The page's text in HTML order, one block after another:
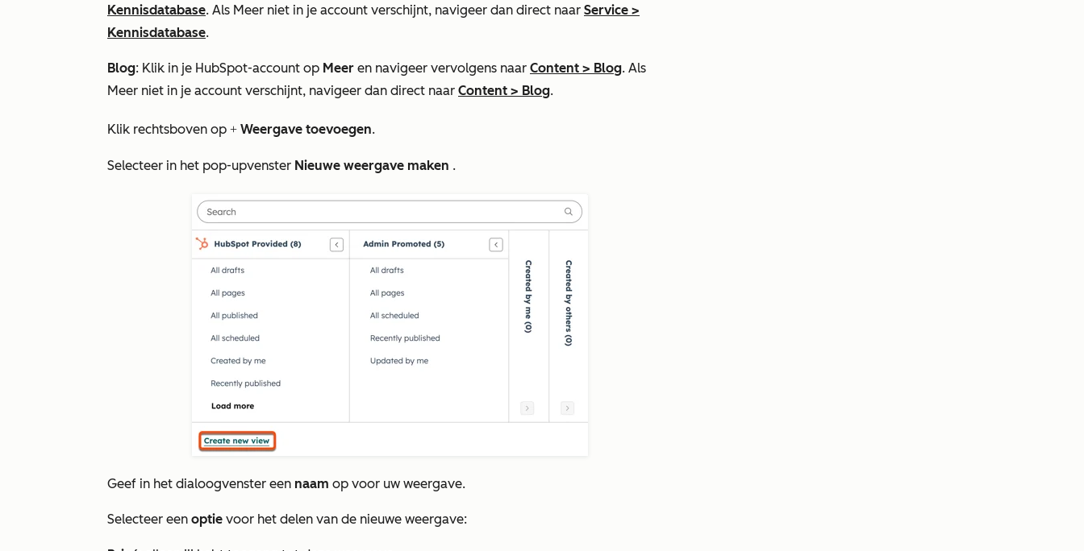
Kennisdatabase. Als Meer niet in je account verschijnt, navigeer dan direct naar Service >
Kennisdatabase.
Blog: Klik in je HubSpot-account op Meer en navigeer vervolgens naar Content > Blog. Als
Meer niet in je account verschijnt, navigeer dan direct naar Content > Blog.
Klik rechtsboven op + Weergave toevoegen.
Selecteer in het pop-upvenster Nieuwe weergave maken .
Geef in het dialoogvenster een naam op voor uw weergave.
Selecteer een optie voor het delen van de nieuwe weergave: